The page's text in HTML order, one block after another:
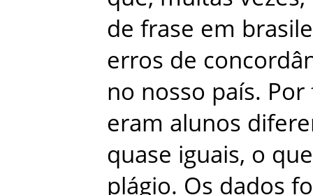
de frase em
erros de
no nosso país. Por
eram alunos
quase iguais, o que
plágio. Os dados